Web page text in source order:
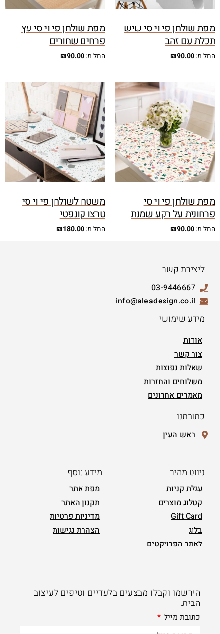
מפת שולחן פי וי סי שיש
תכלת עם זהב
החל מ: ₪90.00
מפת שולחן פי וי סי עץ
פרחים שחורים
החל מ: ₪90.00
מפת שולחן פי וי סי
פרחונית על רקע שמנת
החל מ: ₪90.00
משטח לשולחן פי וי סי
טרצו קונפטי
החל מ: ₪180.00
ליצירת קשר
03-9446667
info@aleadesign.co.il
מידע שימושי
אודות
צור קשר
שאלות נפוצות
משלוחים והחזרות
מאמרים אחרונים
כתובתנו
ראש העין
ניווט מהיר
עגלת קניות
קטלוג מוצרים
Gift Card
בלוג
לאתר הפרויקטים
מידע נוסף
מפת אתר
תקנון האתר
מדיניות פרטיות
הצהרת נגישות
הירשמו וקבלו מבצעים בלעדיים וטיפים לעיצוב
הבית.
כתובת מייל